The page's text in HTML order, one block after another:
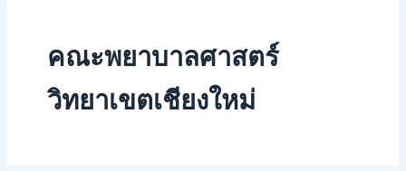
คณะพยาบาลศาสตร์
วิทยาเขตเชียงใหม่